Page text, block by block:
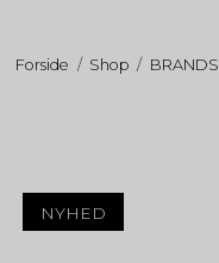
Forside / Shop / BRANDS
NYHED